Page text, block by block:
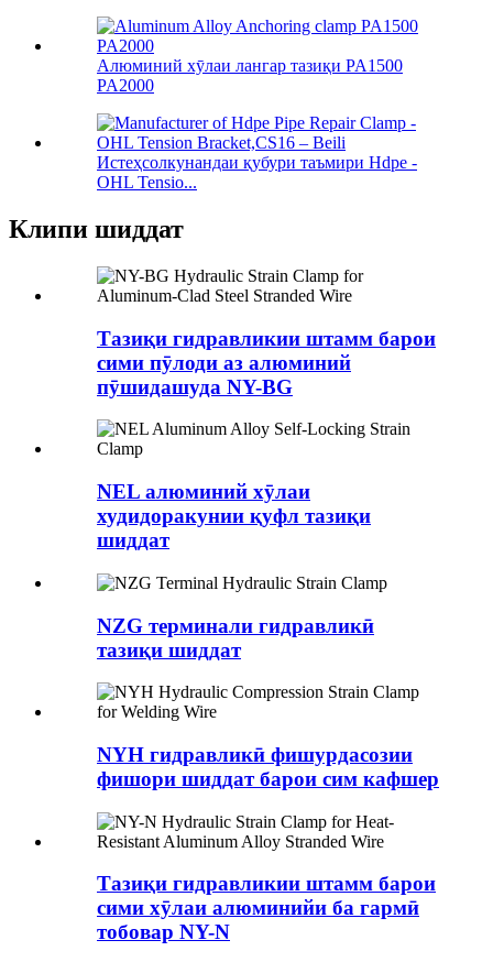
Алюминий хӯлаи лангар тазиқи PA1500
PA2000
Истеҳсолкунандаи қубури таъмири Hdpe -
OHL Tensio...
Клипи шиддат
Тазиқи гидравликии штамм барои
сими пӯлоди аз алюминий
пӯшидашуда NY-BG
NEL алюминий хӯлаи
худидоракунии қуфл тазиқи
шиддат
NZG терминали гидравликӣ
тазиқи шиддат
NYH гидравликӣ фишурдасозии
фишори шиддат барои сим кафшер
Тазиқи гидравликии штамм барои
сими хӯлаи алюминийи ба гармӣ
тобовар NY-N